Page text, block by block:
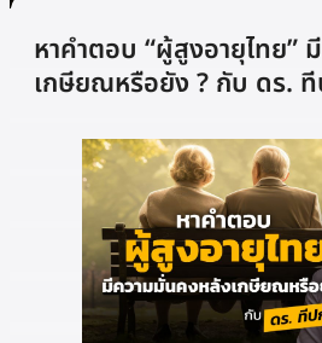
หาคำตอบ “ผู้สูงอายุไทย”
เกษียณหรือยัง ? กับ ดร.